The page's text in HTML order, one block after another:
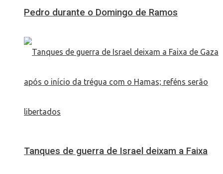
Pedro durante o Domingo de Ramos
Tanques de guerra de Israel deixam a Faixa